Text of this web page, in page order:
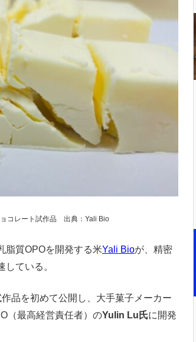
コレート試作品 出典：Yali Bio
脂質OPOを開発する米Yali Bioが、精密
ている。
品を初めて公開し、大手菓子メーカー
（最高経営責任者）のYulin Lu氏に開発